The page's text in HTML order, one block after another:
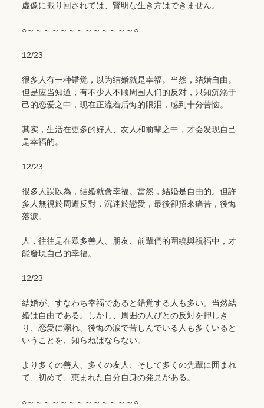
虚像に振り回されては、賢明な生き方はできません。
○～～～～～～～～～～～～～○
12/23
很多人有一种错觉，以为结婚就是幸福。当然，结婚自由。
但是应当知道，有不少人不顾周围人们的反对，只知沉溺于
己的恋爱之中，现在正流着后悔的眼泪，感到十分苦恼。
其实，生活在更多的好人、友人和前辈之中，才会发现自己
是幸福的。
12/23
很多人誤以為，結婚就會幸福。當然，結婚是自由的。但許
多人無視於周遭反對，沉迷於戀愛，最後卻招來痛苦，後悔
落淚。
人，往往是在眾多善人、朋友、前輩們的圍繞與祝福中，才
能發現自己的幸福。
12/23
結婚が、すなわち幸福であると錯覚する人も多い。当然結
婚は自由である。しかし、周囲の人びとの反対を押しき
り、恋愛に溺れ、後悔の涙で苦しんでいる人も多くいると
いうことを、知らねばならない。
より多くの善人、多くの友人、そして多くの先輩に囲まれ
て、初めて、恵まれた自分自身の発見がある。
○～～～～～～～～～～～～～○